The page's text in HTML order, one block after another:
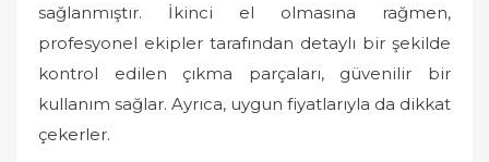
sağlanmıştır. İkinci el olmasına rağmen,
profesyonel ekipler tarafından detaylı bir şekilde
kontrol edilen çıkma parçaları, güvenilir bir
kullanım sağlar. Ayrıca, uygun fiyatlarıyla da dikkat
çekerler.